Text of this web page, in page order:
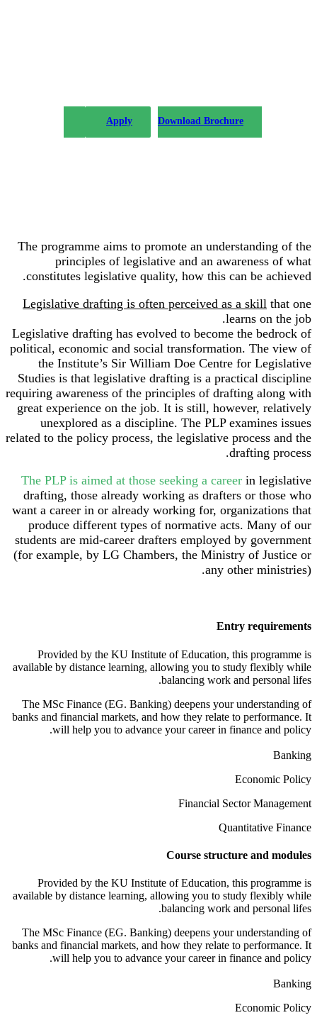
Apply Download Brochure
The programme aims to promote an understanding of the
principles of legislative and an awareness of what
constitutes legislative quality, how this can be achieved.
Legislative drafting is often perceived as a skill that one
learns on the job.
Legislative drafting has evolved to become the bedrock of
political, economic and social transformation. The view of
the Institute’s Sir William Doe Centre for Legislative
Studies is that legislative drafting is a practical discipline
requiring awareness of the principles of drafting along with
great experience on the job. It is still, however, relatively
unexplored as a discipline. The PLP examines issues
related to the policy process, the legislative process and the
drafting process.
The PLP is aimed at those seeking a career in legislative
drafting, those already working as drafters or those who
want a career in or already working for, organizations that
produce different types of normative acts. Many of our
students are mid-career drafters employed by government
(for example, by LG Chambers, the Ministry of Justice or
any other ministries).
Entry requirements
Provided by the KU Institute of Education, this programme is
available by distance learning, allowing you to study flexibly while
balancing work and personal lifes.
The MSc Finance (EG. Banking) deepens your understanding of
banks and financial markets, and how they relate to performance. It
will help you to advance your career in finance and policy.
Banking
Economic Policy
Financial Sector Management
Quantitative Finance
Course structure and modules
Provided by the KU Institute of Education, this programme is
available by distance learning, allowing you to study flexibly while
balancing work and personal lifes.
The MSc Finance (EG. Banking) deepens your understanding of
banks and financial markets, and how they relate to performance. It
will help you to advance your career in finance and policy.
Banking
Economic Policy